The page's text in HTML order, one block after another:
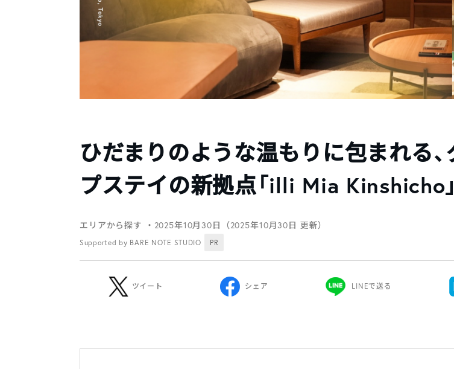
ひだまりのような温もりに包まれる、
プステイの新拠点「illi Mia Kinshicho」
エリアから探す ・2025年10月30日（2025年10月30日 更新）
Supported by BARE NOTE STUDIO PR
ツイート シェア LINEで送る